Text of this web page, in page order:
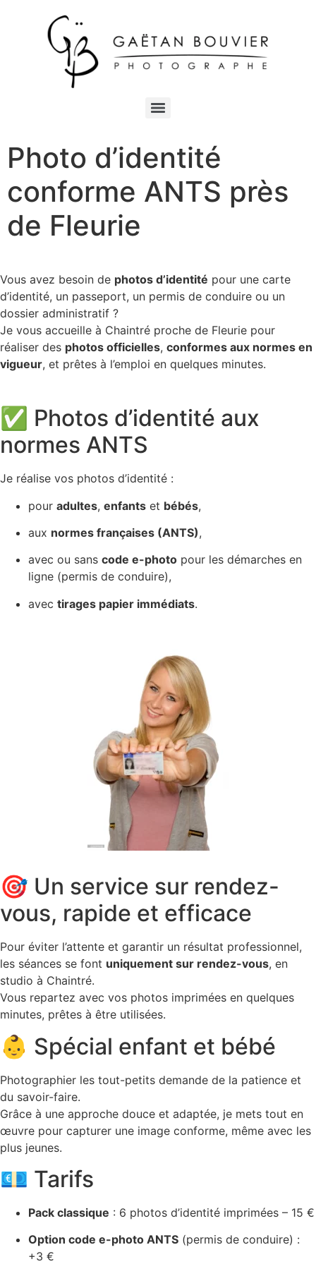
Photo d’identité
conforme ANTS près
de Fleurie
Vous avez besoin de photos d’identité pour une carte
d’identité, un passeport, un permis de conduire ou un
dossier administratif ?
Je vous accueille à Chaintré proche de Fleurie pour
réaliser des photos officielles, conformes aux normes en
vigueur, et prêtes à l’emploi en quelques minutes.
✅ Photos d’identité aux
normes ANTS
Je réalise vos photos d’identité :
pour adultes, enfants et bébés,
aux normes françaises (ANTS),
avec ou sans code e-photo pour les démarches en
ligne (permis de conduire),
avec tirages papier immédiats.
🎯 Un service sur rendez-
vous, rapide et efficace
Pour éviter l’attente et garantir un résultat professionnel,
les séances se font uniquement sur rendez-vous, en
studio à Chaintré.
Vous repartez avec vos photos imprimées en quelques
minutes, prêtes à être utilisées.
👶 Spécial enfant et bébé
Photographier les tout-petits demande de la patience et
du savoir-faire.
Grâce à une approche douce et adaptée, je mets tout en
œuvre pour capturer une image conforme, même avec les
plus jeunes.
💶 Tarifs
Pack classique : 6 photos d’identité imprimées – 15 €
Option code e-photo ANTS (permis de conduire) :
+3 €